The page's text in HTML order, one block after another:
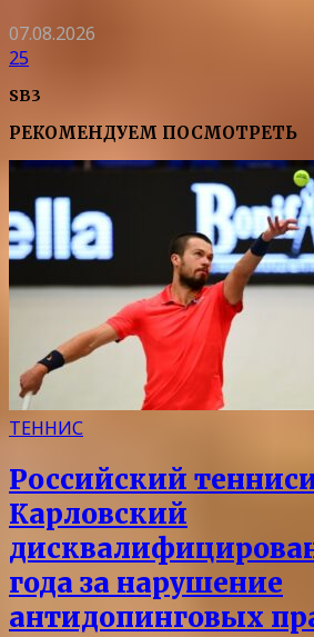
07.08.2026
25
SB3
РЕКОМЕНДУЕМ ПОСМОТРЕТЬ
ТЕННИС
Российский
Карловский
года за нарушение
антидопинговых